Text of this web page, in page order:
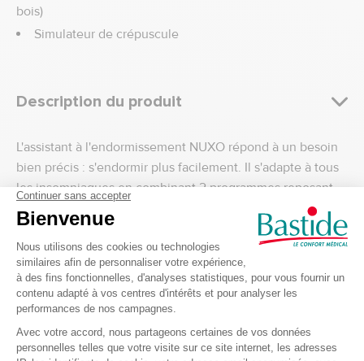
bois)
Simulateur de crépuscule
Description du produit
L'assistant à l'endormissement NUXO répond à un besoin
bien précis : s'endormir plus facilement. Il s'adapte à tous
les insomniaques en combinant 2 programmes reposant
sur la lumière et 2 programmes reposant sur le son.
Caractéristiques de l'assistant à
l'endormissement NUXO
Minuterie